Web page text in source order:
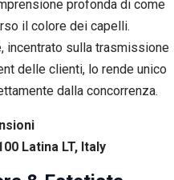
profonda di come
il colore dei capelli.
incentrato sulla trasmissione
delle clienti, lo rende unico
dalla concorrenza.
Latina LT, Italy